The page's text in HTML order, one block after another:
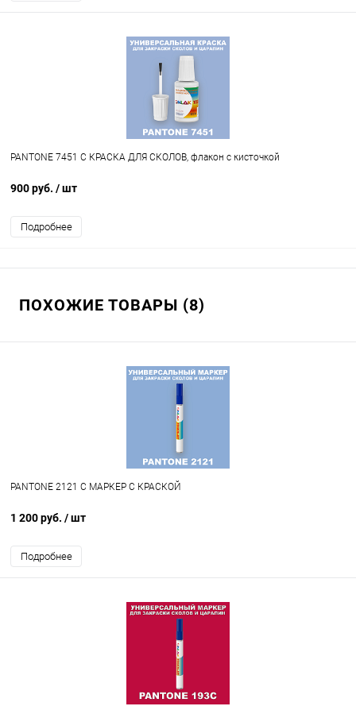
PANTONE 7451 C КРАСКА ДЛЯ СКОЛОВ, флакон с кисточкой
900 руб. / шт
Подробнее
ПОХОЖИЕ ТОВАРЫ (8)
PANTONE 2121 C МАРКЕР С КРАСКОЙ
1 200 руб. / шт
Подробнее